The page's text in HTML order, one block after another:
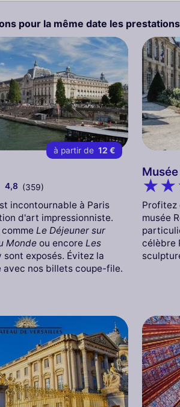
pour la même date les
à partir de 12 €
4,8 (359)
incontournable à Paris
d'art impressionniste.
Le Déjeuner sur
Monde ou encore Les
sont exposés. Évitez la
nos billets coupe-file.
Profitez
musée
célèbre